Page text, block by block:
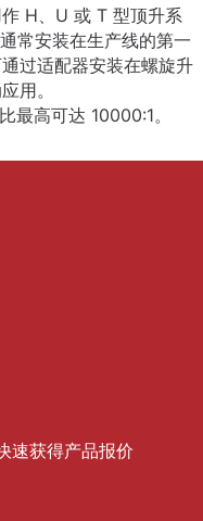
H、U 或 T 型顶升系
常安装在生产线的第一
过适配器安装在螺旋升
用。
最高可达 10000:1。
速获得产品报价